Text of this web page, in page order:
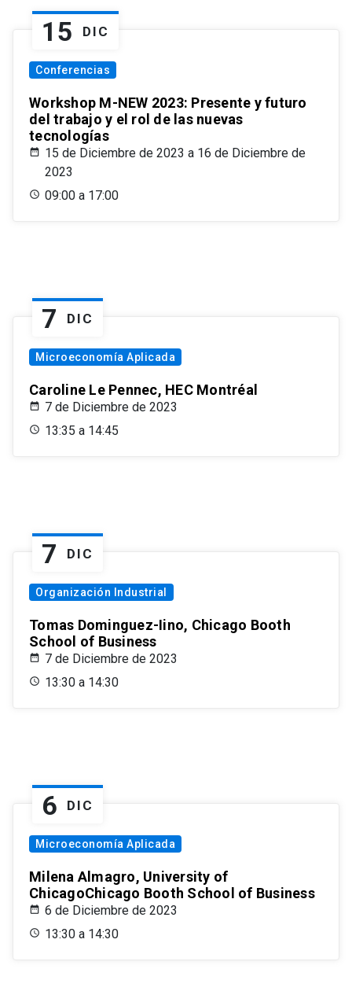
15 DIC
Conferencias
Workshop M-NEW 2023: Presente y futuro
del trabajo y el rol de las nuevas
tecnologías
15 de Diciembre de 2023 a 16 de Diciembre de
2023
09:00 a 17:00
7 DIC
Microeconomía Aplicada
Caroline Le Pennec, HEC Montréal
7 de Diciembre de 2023
13:35 a 14:45
7 DIC
Organización Industrial
Tomas Dominguez-Iino, Chicago Booth
School of Business
7 de Diciembre de 2023
13:30 a 14:30
6 DIC
Microeconomía Aplicada
Milena Almagro, University of
ChicagoChicago Booth School of Business
6 de Diciembre de 2023
13:30 a 14:30